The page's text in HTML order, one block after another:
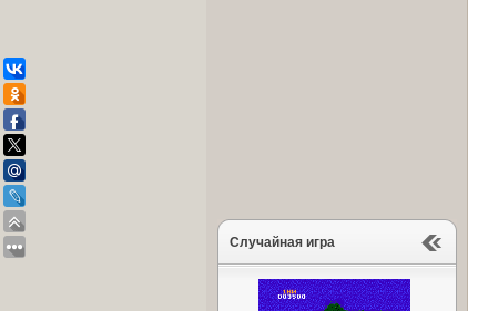
Случайная игра